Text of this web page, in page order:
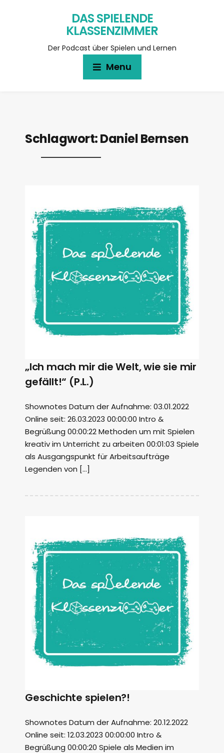
DAS SPIELENDE
KLASSENZIMMER
Der Podcast über Spielen und Lernen
Menu
Schlagwort:Daniel Bernsen
„Ich mach mir die Welt, wie sie mir
gefällt!“ (P.L.)
Shownotes Datum der Aufnahme: 03.01.2022
Online seit: 26.03.2023 00:00:00 Intro &
Begrüßung 00:00:22 Methoden um mit Spielen
kreativ im Unterricht zu arbeiten 00:01:03 Spiele
als Ausgangspunkt für Arbeitsaufträge
Legenden von […]
Geschichte spielen?!
Shownotes Datum der Aufnahme: 20.12.2022
Online seit: 12.03.2023 00:00:00 Intro &
Begrüßung 00:00:20 Spiele als Medien im